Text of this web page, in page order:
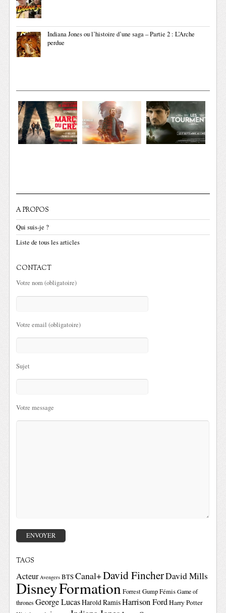
Indiana Jones ou l’histoire d’une saga – Partie 2 : L’Arche
perdue
A PROPOS
Qui suis-je ?
Liste de tous les articles
CONTACT
Votre nom (obligatoire)
Votre email (obligatoire)
Sujet
Votre message
TAGS
Acteur Avengers BTSCanal+David FincherDavid Mills
DisneyFormationForrest GumpFémis Game of
thrones George LucasHarold RamisHarrison FordHarry Potter